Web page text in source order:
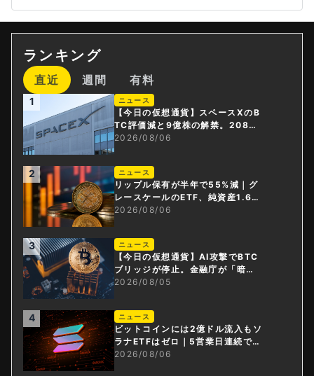
ランキング
直近 週間 有料
1 ニュース
【今日の仮想通貨】スペースXのB
TC評価減と9億株の解禁。208億
円相当のBTCが盗難
2026/08/06
2 ニュース
リップル保有が半年で55%減｜グ
レースケールのETF、純資産1.6億
ドル減
2026/08/06
3 ニュース
【今日の仮想通貨】AI攻撃でBTC
ブリッジが停止。金融庁が「暗号
資産・ステーブルコイン課」新設
2026/08/05
4 ニュース
ビットコインには2億ドル流入もソ
ラナETFはゼロ｜5営業日連続で停
止
2026/08/06